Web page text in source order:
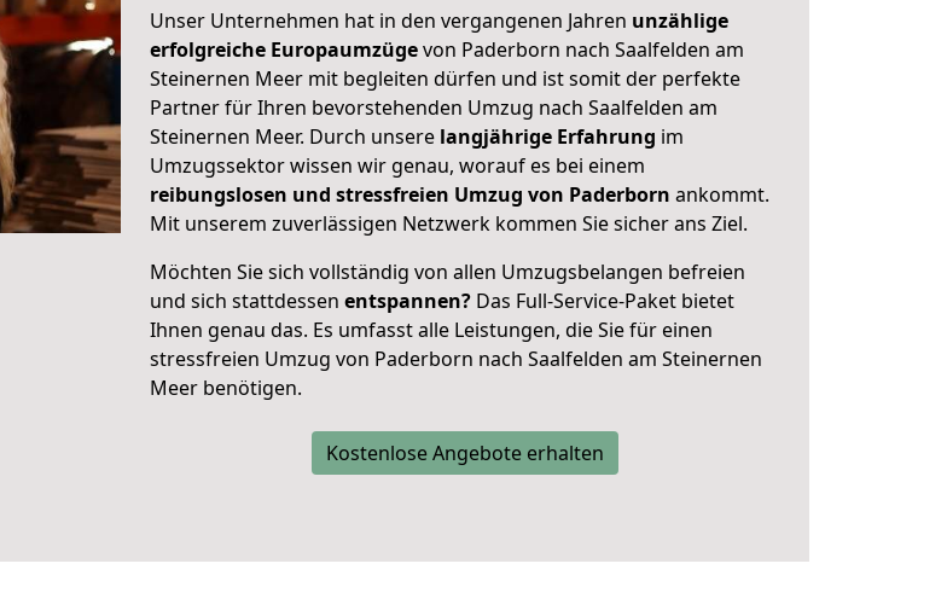
Unser Unternehmen hat in den vergangenen Jahren unzählige
erfolgreiche Europaumzügevon Paderborn nach Saalfelden am
Steinernen Meer mit begleiten dürfen und ist somit der perfekte
Partner für Ihren bevorstehenden Umzug nach Saalfelden am
Steinernen Meer. Durch unsere langjährige Erfahrung im
Umzugssektor wissen wir genau, worauf es bei einem
reibungslosen und stressfreien Umzug von Paderborn ankommt.
Mit unserem zuverlässigen Netzwerk kommen Sie sicher ans Ziel.
Möchten Sie sich vollständig von allen Umzugsbelangen befreien
und sich stattdessen entspannen? Das Full-Service-Paket bietet
Ihnen genau das. Es umfasst alle Leistungen, die Sie für einen
stressfreien Umzug von Paderborn nach Saalfelden am Steinernen
Meer benötigen.
Kostenlose Angebote erhalten